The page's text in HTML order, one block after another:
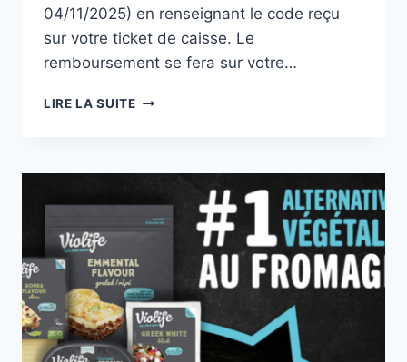
04/11/2025) en renseignant le code reçu
sur votre ticket de caisse. Le
remboursement se fera sur votre…
LIRE LA SUITEKRUIDVAT
DU
VISAGE
ESSENTIALS
100%
REMBOURSÉ